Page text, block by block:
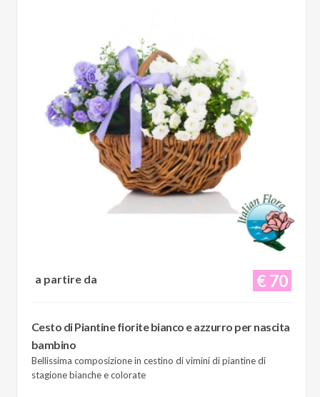
€ 70
a partire da
Cesto di Piantine fiorite bianco e azzurro per nascita
bambino
Bellissima composizione in cestino di vimini di piantine di
stagione bianche e colorate